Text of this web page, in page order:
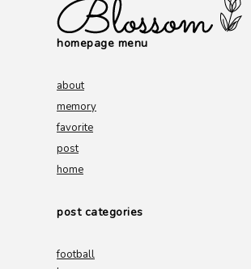
homepage menu
about
memory
favorite
post
home
post categories
football